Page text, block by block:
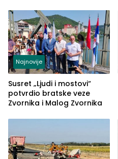
Najnovije
Susret „Ljudi i mostovi“
potvrdio bratske veze
Zvornika i Malog Zvornika